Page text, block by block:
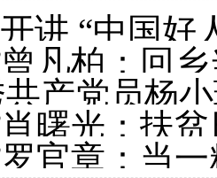
讲 “中国好
凡柏：回
产党员杨
曙光：扶
官章：当